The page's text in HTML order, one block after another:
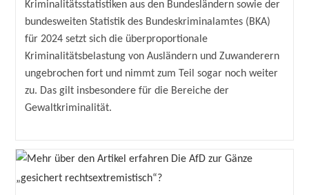
Kriminalitätsstatistiken aus den Bundesländern sowie der
bundesweiten Statistik des Bundeskriminalamtes (BKA)
für 2024 setzt sich die überproportionale
Kriminalitätsbelastung von Ausländern und Zuwanderern
ungebrochen fort und nimmt zum Teil sogar noch weiter
zu. Das gilt insbesondere für die Bereiche der
Gewaltkriminalität.